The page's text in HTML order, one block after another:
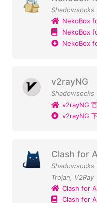
Shadowsocks
NekoBox
NekoBox
NekoBox
v2rayNG
Shadowsocks
v2rayNG
v2rayNG
Clash for
Shadowsocks
Trojan, V2Ray
Clash for
Clash for